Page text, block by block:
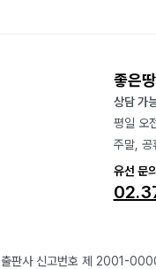
좋은
상담 가
평일 오
주말, 공
유선 문의
출판사 신고번호 제 2001-